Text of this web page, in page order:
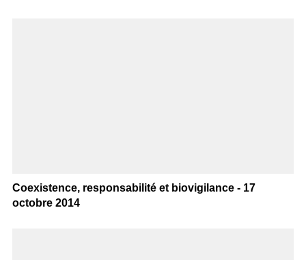
Coexistence, responsabilité et biovigilance - 17
octobre 2014